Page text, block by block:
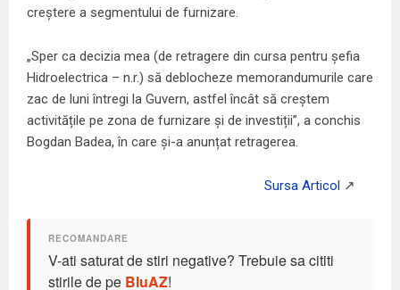
creștere a segmentului de furnizare.
„Sper ca decizia mea (de retragere din cursa pentru șefia
Hidroelectrica – n.r.) să deblocheze memorandumurile care
zac de luni întregi la Guvern, astfel încât să creștem
activitățile pe zona de furnizare și de investiții”, a conchis
Bogdan Badea, în care și-a anunțat retragerea.
V-ati saturat de stiri negative? Trebuie sa cititi
stirile de pe BluAZ!